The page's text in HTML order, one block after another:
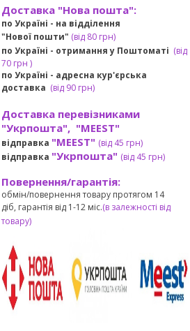
Доставка "Нова пошта":
по Україні - на відділення
"Нової пошти" (від 80 грн)
по Україні - отримання у Поштоматі (від
70 грн )
по Україні - адресна кур'єрська
доставка (від90 грн)
Доставка перевізниками
"Укрпошта", "MEEST"
відправка "MEEST" (від 45 грн)
відправка "Укрпошта" (від 45 грн)
Повернення/гарантія:
обмін/повернення товару протягом 14
діб, гарантія від 1-12 міс.(в залежності від
товару)